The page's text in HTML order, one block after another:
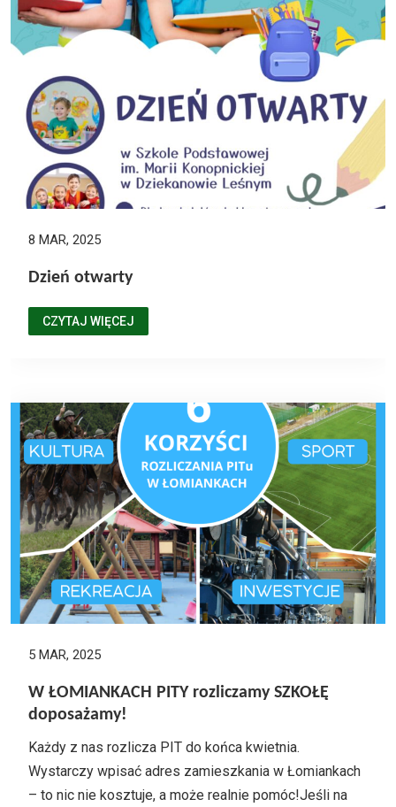
8 MAR, 2025
Dzień otwarty
CZYTAJ WIĘCEJ
5 MAR, 2025
W ŁOMIANKACH PITY rozliczamy SZKOŁĘ
doposażamy!
Każdy z nas rozlicza PIT do końca kwietnia.
Wystarczy wpisać adres zamieszkania w Łomiankach
– to nic nie kosztuje, a może realnie pomóc!Jeśli na